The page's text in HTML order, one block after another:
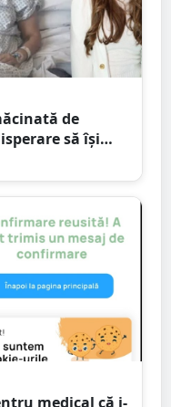
de
să își
se stingă”
medical că i-